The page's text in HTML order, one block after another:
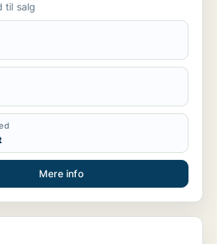
til salg
Mere info
til salg i Storkøbenhavn